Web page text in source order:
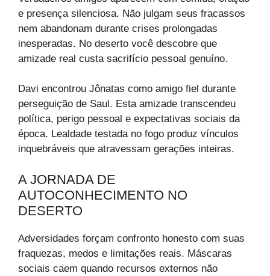
e presença silenciosa. Não julgam seus fracassos
nem abandonam durante crises prolongadas
inesperadas. No deserto você descobre que
amizade real custa sacrifício pessoal genuíno.
Davi encontrou Jônatas como amigo fiel durante
perseguição de Saul. Esta amizade transcendeu
política, perigo pessoal e expectativas sociais da
época. Lealdade testada no fogo produz vínculos
inquebráveis que atravessam gerações inteiras.
A JORNADA DE
AUTOCONHECIMENTO NO
DESERTO
Adversidades forçam confronto honesto com suas
fraquezas, medos e limitações reais. Máscaras
sociais caem quando recursos externos não